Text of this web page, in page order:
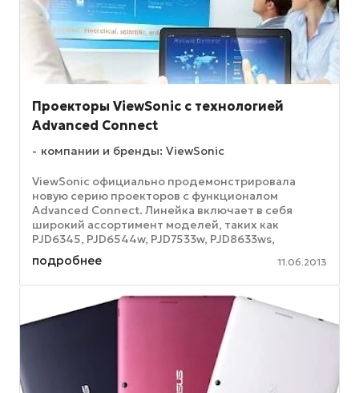
Проекторы ViewSonic с технологией
Advanced Connect
компании и бренды: ViewSonic
ViewSonic официально продемонстрировала
новую серию проекторов с функционалом
Advanced Connect. Линейка включает в себя
широкий ассортимент моделей, таких как
PJD6345, PJD6544w, PJD7533w, PJD8633ws,
которые прекрасно подходят для сферы
образования, ...
подробнее 11.06.2013